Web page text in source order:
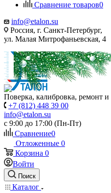
Сравнение товаров0
info@etalon.su
Россия, г. Санкт-Петербург,
ул. Малая Митрофаньевская, 4
Поверка, калибровка, ремонт и
+7 (812) 448 39 00
info@etalon.su
c 9:00 до 17:00 (Пн-Пт)
Сравнение0
Отложенные 0
Корзина 0
Войти
Поиск
Каталог